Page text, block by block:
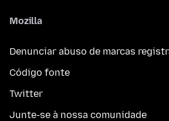
Mozilla
Denunciar abuso de marcas
Código fonte
Twitter
Junte-se à nossa comunidade